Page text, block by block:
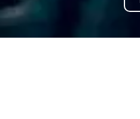
driving the world's
growing companies, or
away with a practical